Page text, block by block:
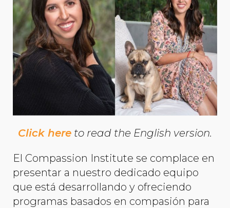
Click here to read the English version.
El Compassion Institute se complace en
presentar a nuestro dedicado equipo
que está desarrollando y ofreciendo
programas basados en compasión para